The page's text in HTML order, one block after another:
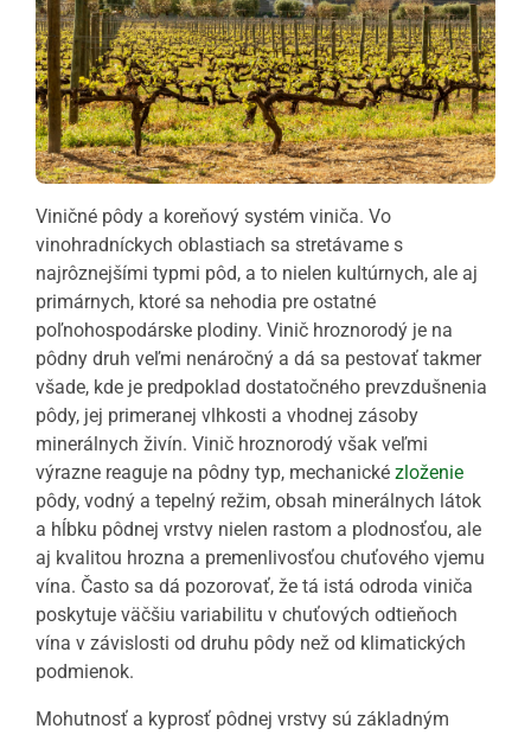
Viničné pôdy a koreňový systém viniča. Vo
vinohradníckych oblastiach sa stretávame s
najrôznejšími typmi pôd, a to nielen kultúrnych, ale aj
primárnych, ktoré sa nehodia pre ostatné
poľnohospodárske plodiny. Vinič hroznorodý je na
pôdny druh veľmi nenáročný a dá sa pestovať takmer
všade, kde je predpoklad dostatočného prevzdušnenia
pôdy, jej primeranej vlhkosti a vhodnej zásoby
minerálnych živín. Vinič hroznorodý však veľmi
výrazne reaguje na pôdny typ, mechanické zloženie
pôdy, vodný a tepelný režim, obsah minerálnych látok
a hĺbku pôdnej vrstvy nielen rastom a plodnosťou, ale
aj kvalitou hrozna a premenlivosťou chuťového vjemu
vína. Často sa dá pozorovať, že tá istá odroda viniča
poskytuje väčšiu variabilitu v chuťových odtieňoch
vína v závislosti od druhu pôdy než od klimatických
podmienok.
Mohutnosť a kyprosť pôdnej vrstvy sú základným